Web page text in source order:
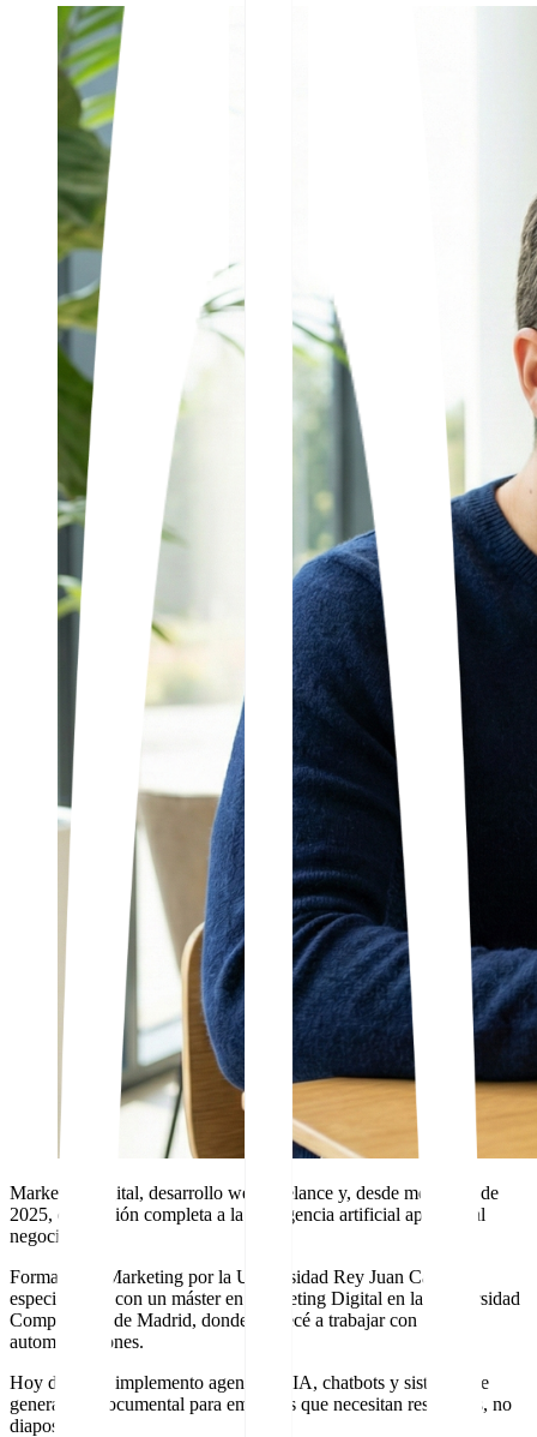
Marketing digital, desarrollo web freelance y, desde mediados de
2025, dedicación completa a la inteligencia artificial aplicada al
negocio.
Formado en Marketing por la Universidad Rey Juan Carlos y
especializado con un máster en Marketing Digital en la Universidad
Complutense de Madrid, donde empecé a trabajar con
automatizaciones.
Hoy diseño e implemento agentes de IA, chatbots y sistemas de
generación documental para empresas que necesitan resultados, no
diapositivas.